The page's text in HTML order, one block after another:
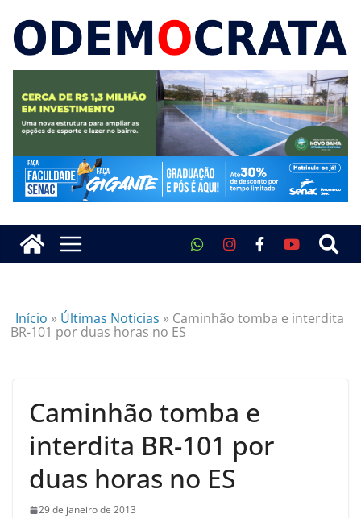
Início » Últimas Noticias » Caminhão tomba e interdita
BR-101 por duas horas no ES
Caminhão tomba e
interdita BR-101 por
duas horas no ES
29 de janeiro de 2013